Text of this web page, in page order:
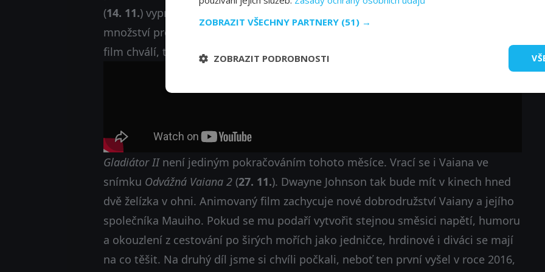
(14. 11.) vypráví příběh syna původního hrdiny. Opět nebude chybět velké
množství prolité krve, souboje a snad ani silná historická atmosféra. V zahraničí
film chválí, tak uvidíme, jestli se mu podařilo důstojně navázat na první díl.
Gladiátor II není jediným pokračováním tohoto měsíce. Vrací se i Vaiana ve
snímku Odvážná Vaiana 2 (27. 11.). Dwayne Johnson tak bude mít v kinech hned
dvě želízka v ohni. Animovaný film zachycuje nové dobrodružství Vaiany a jejího
společníka Mauiho. Pokud se mu podaří vytvořit stejnou směsici napětí, humoru
a okouzlení z cestování po širých mořích jako jedničce, hrdinové i diváci se mají
na co těšit. Na druhý díl jsme si chvíli počkali, neboť ten první vyšel v roce 2016,
ZOBRAZIT VŠECHNY PARTNERY (51) →
ZOBRAZIT PODROBNOSTI